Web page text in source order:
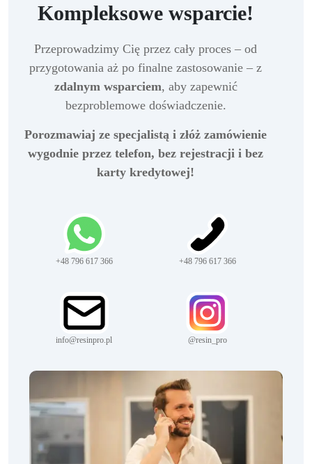
Kompleksowe wsparcie!
Przeprowadzimy Cię przez cały proces – od
przygotowania aż po finalne zastosowanie – z
zdalnym wsparciem, aby zapewnić
bezproblemowe doświadczenie.
Porozmawiaj ze specjalistą i złóż zamówienie
wygodnie przez telefon, bez rejestracji i bez
karty kredytowej!
+48 796 617 366 +48 796 617 366
info@resinpro.pl @resin_pro